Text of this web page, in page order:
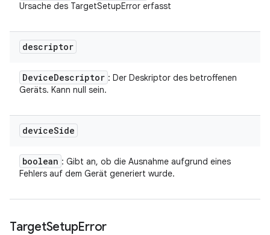
Ursache des TargetSetupError erfasst
descriptor
DeviceDescriptor : Der Deskriptor des betroffenen
Geräts. Kann null sein.
deviceSide
boolean : Gibt an, ob die Ausnahme aufgrund eines
Fehlers auf dem Gerät generiert wurde.
TargetSetupError